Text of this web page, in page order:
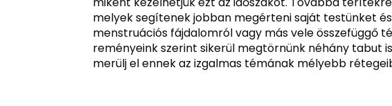
melyek segítenek jobban megérteni saját testünket
menstruációs fájdalomról vagy más vele összefüggő
reményeink szerint sikerül megtörnünk néhány tabut
merülj el ennek az izgalmas témának mélyebb